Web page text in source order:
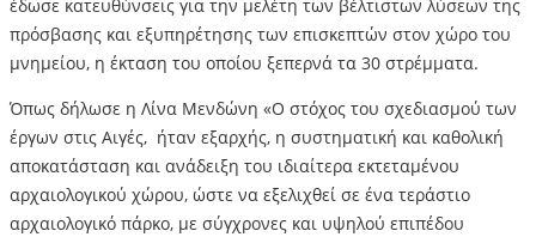
έδωσε κατευθύνσεις για την μελέτη των βέλτιστων λύσεων της
πρόσβασης και εξυπηρέτησης των επισκεπτών στον χώρο του
μνημείου, η έκταση του οποίου ξεπερνά τα 30 στρέμματα.
Όπως δήλωσε η Λίνα Μενδώνη «Ο στόχος του σχεδιασμού των
έργων στις Αιγές, ήταν εξαρχής, η συστηματική και καθολική
αποκατάσταση και ανάδειξη του ιδιαίτερα εκτεταμένου
αρχαιολογικού χώρου, ώστε να εξελιχθεί σε ένα τεράστιο
αρχαιολογικό πάρκο, με σύγχρονες και υψηλού επιπέδου